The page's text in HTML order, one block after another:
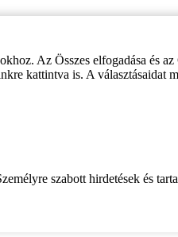
Az Összes elfogadása és az
kattintva is. A választásaidat
szabott hirdetések és